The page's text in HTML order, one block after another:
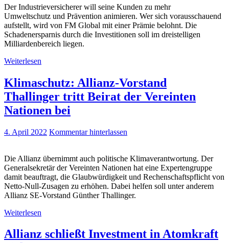
Der Industrieversicherer will seine Kunden zu mehr
Umweltschutz und Prävention animieren. Wer sich vorausschauend
aufstellt, wird von FM Global mit einer Prämie belohnt. Die
Schadenersparnis durch die Investitionen soll im dreistelligen
Milliardenbereich liegen.
Weiterlesen
Klimaschutz: Allianz-Vorstand
Thallinger tritt Beirat der Vereinten
Nationen bei
4. April 2022 Kommentar hinterlassen
Die Allianz übernimmt auch politische Klimaverantwortung. Der
Generalsekretär der Vereinten Nationen hat eine Expertengruppe
damit beauftragt, die Glaubwürdigkeit und Rechenschaftspflicht von
Netto-Null-Zusagen zu erhöhen. Dabei helfen soll unter anderem
Allianz SE-Vorstand Günther Thallinger.
Weiterlesen
Allianz schließt Investment in Atomkraft